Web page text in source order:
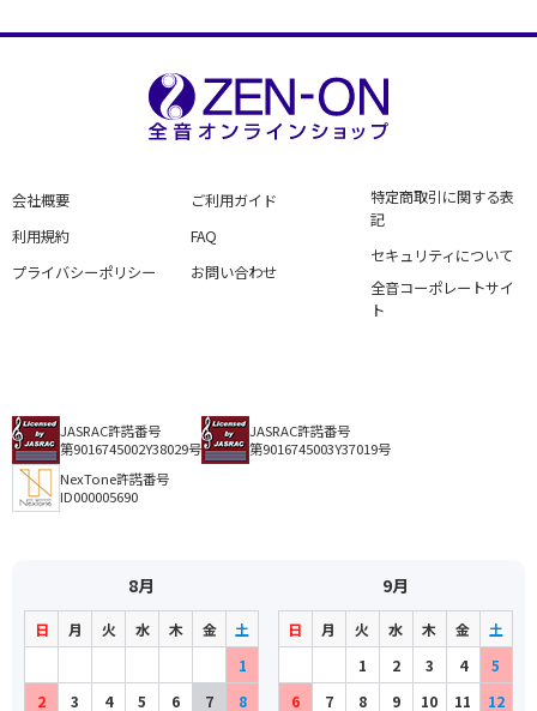
会社概要
利用規約
プライバシーポリシー
ご利用ガイド
FAQ
お問い合わせ
特定商取引に関する表
記
セキュリティについて
全音コーポレートサイ
ト
JASRAC許諾番号
第9016745002Y38029号
JASRAC許諾番号
第9016745003Y37019号
NexTone許諾番号
ID000005690
8月
日 月 火 水 木 金
土
1
2
3 4 5 6 7 8
9月
日 月 火 水 木 金
土
1
2 3 4
5
6
7 8 9 10 11 12